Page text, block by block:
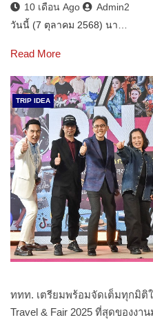
10 เดือน Ago
Admin2
วันนี้ (7 ตุลาคม 2568) นา…
Read More
TRIP IDEA
ททท. เตรียมพร้อมจัดเต็มทุกมิติ
Travel & Fair 2025 ที่สุดของง